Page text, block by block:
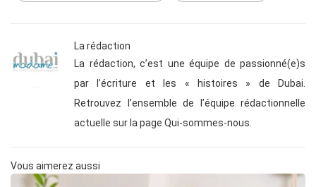
La rédaction
La rédaction, c’est une équipe de passionné(e)s
par l’écriture et les « histoires » de Dubai.
Retrouvez l’ensemble de l’équipe rédactionnelle
actuelle sur la page Qui-sommes-nous.
Vous aimerez aussi